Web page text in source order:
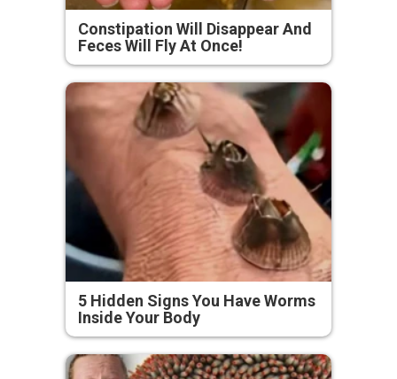
Constipation Will Disappear And
Feces Will Fly At Once!
5 Hidden Signs You Have Worms
Inside Your Body